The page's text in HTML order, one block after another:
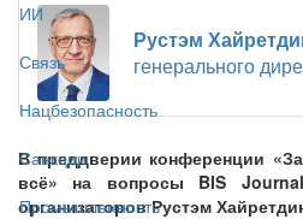
ИИ
Связь
Нацбезопасность
Санкции
Промышленность
Рустэм
генерального
В преддверии конференции
всё» на вопросы BIS
организаторов Рустэм